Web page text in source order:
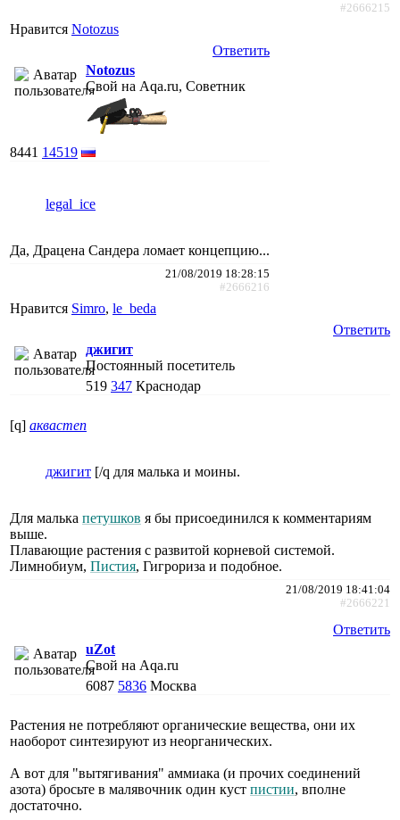
#2666215
Нравится Notozus
Ответить
Notozus
Свой на Aqa.ru, Советник
8441 14519
legal_ice
Да, Драцена Сандера ломает концепцию...
21/08/2019 18:28:15
#2666216
Нравится Simro, le_beda
Ответить
джигит
Постоянный посетитель
519 347 Краснодар
[q] аквастеп
джигит [/q для малька и моины.
Для малька петушков я бы присоединился к комментариям
выше.
Плавающие растения с развитой корневой системой.
Лимнобиум, Пистия, Гигрориза и подобное.
21/08/2019 18:41:04
#2666221
Ответить
uZot
Свой на Aqa.ru
6087 5836 Москва
Растения не потребляют органические вещества, они их
наоборот синтезируют из неорганических.
А вот для "вытягивания" аммиака (и прочих соединений
азота) бросьте в малявочник один куст пистии, вполне
достаточно.